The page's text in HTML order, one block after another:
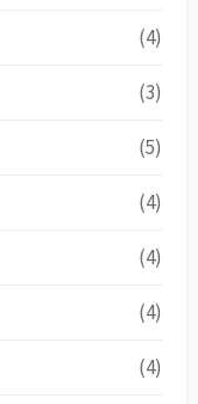
(4)
(3)
(5)
(4)
(4)
(4)
(4)